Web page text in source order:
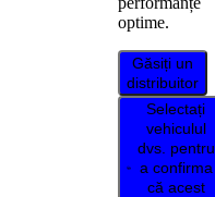
optime.
Găsiți un
distribuitor
Selectați
vehiculul
dvs. pentru
a confirma
că acest